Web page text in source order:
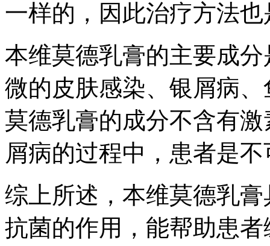
一样的，因此治疗方法
本维莫德乳膏的主要成
微的皮肤感染、银屑病
莫德乳膏的成分不含有
屑病的过程中，患者是
综上所述，本维莫德乳
抗菌的作用，能帮助患